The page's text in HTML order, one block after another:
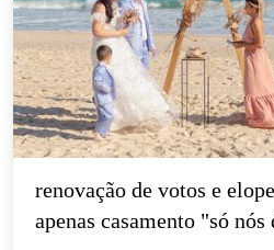
renovação de votos e
apenas casamento "só nós